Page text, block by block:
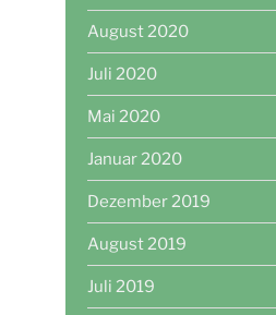
August 2020
Juli 2020
Mai 2020
Januar 2020
Dezember 2019
August 2019
Juli 2019